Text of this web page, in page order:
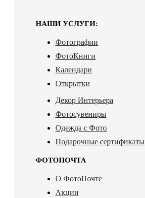
НАШИ УСЛУГИ:
Фотографии
ФотоКниги
Календари
Открытки
Декор Интерьера
Фотосувениры
Одежда с Фото
Подарочные сертификаты
ФОТОПОЧТА
О ФотоПочте
Акции